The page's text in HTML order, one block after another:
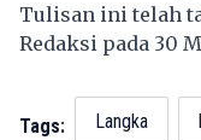
Tulisan ini telah
Redaksi pada 30
Tags: Langka